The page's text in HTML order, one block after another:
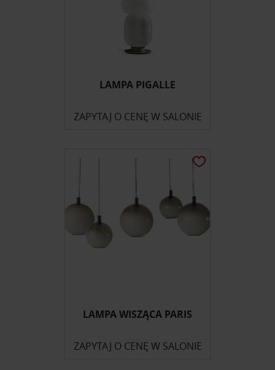
LAMPA PIGALLE
ZAPYTAJ O CENĘ W SALONIE
LAMPA WISZĄCA PARIS
ZAPYTAJ O CENĘ W SALONIE